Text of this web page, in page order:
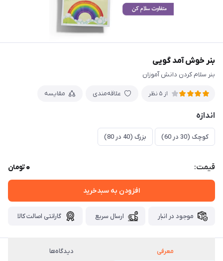
بنر خوش آمد گویی
بنر سلام کردن دانش آموزان
از 5 نظر علاقه‌مندی مقایسه
اندازه
کوچک (30 در 60) بزرگ (40 در 80)
قیمت: 0تومان
افزودن به سبدخرید
موجود در انبار ارسال سریع گارانتی اصالت کالا
معرفی دیدگاه‌ها